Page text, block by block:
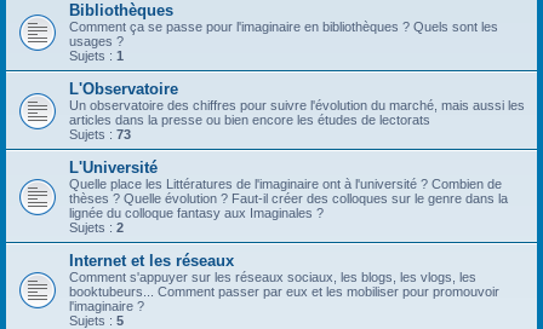
Bibliothèques
Comment ça se passe pour l'imaginaire en bibliothèques ? Quels sont les
usages ?
Sujets : 1
L'Observatoire
Un observatoire des chiffres pour suivre l'évolution du marché, mais aussi les
articles dans la presse ou bien encore les études de lectorats
Sujets : 73
L'Université
Quelle place les Littératures de l'imaginaire ont à l'université ? Combien de
thèses ? Quelle évolution ? Faut-il créer des colloques sur le genre dans la
lignée du colloque fantasy aux Imaginales ?
Sujets : 2
Internet et les réseaux
Comment s'appuyer sur les réseaux sociaux, les blogs, les vlogs, les
booktubeurs... Comment passer par eux et les mobiliser pour promouvoir
l'imaginaire ?
Sujets : 5